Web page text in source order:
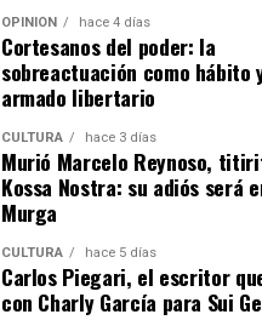
OPINIÓN hace 4 días
Cortesanos del poder: la
sobreactuación como hábito
armado libertario
CULTURA hace 3 días
Murió Marcelo Reynoso,
Kossa Nostra: su adiós será
Murga
CULTURA hace 5 días
Carlos Piegari, el escritor
con Charly García para Sui